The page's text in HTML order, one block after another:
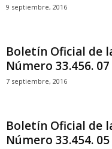
9 septiembre, 2016
Boletín Oficial de
Número 33.456.
7 septiembre, 2016
Boletín Oficial de
Número 33.454.